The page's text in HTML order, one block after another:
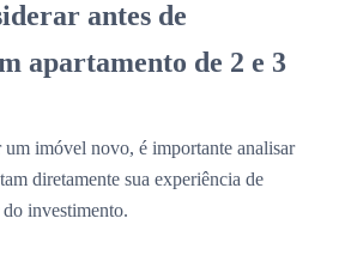
antes de
apartamento de 2 e 3
um imóvel novo, é importante analisar
diretamente sua experiência de
investimento.